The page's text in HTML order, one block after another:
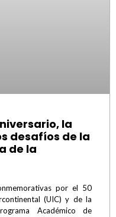
la
desafíos de la
de la
por el 50
(UIC) y de la
Académico de